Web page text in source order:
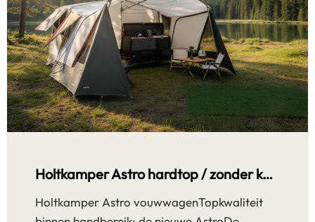
Holtkamper Astro hardtop / zonder keuken
Holtkamper Astro vouwwagenTopkwaliteit